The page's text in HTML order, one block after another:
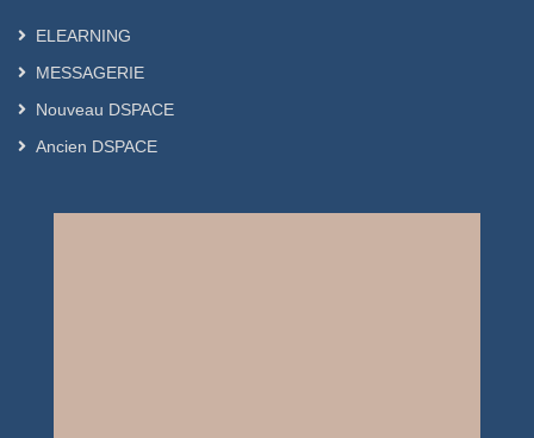
ELEARNING
MESSAGERIE
Nouveau DSPACE
Ancien DSPACE